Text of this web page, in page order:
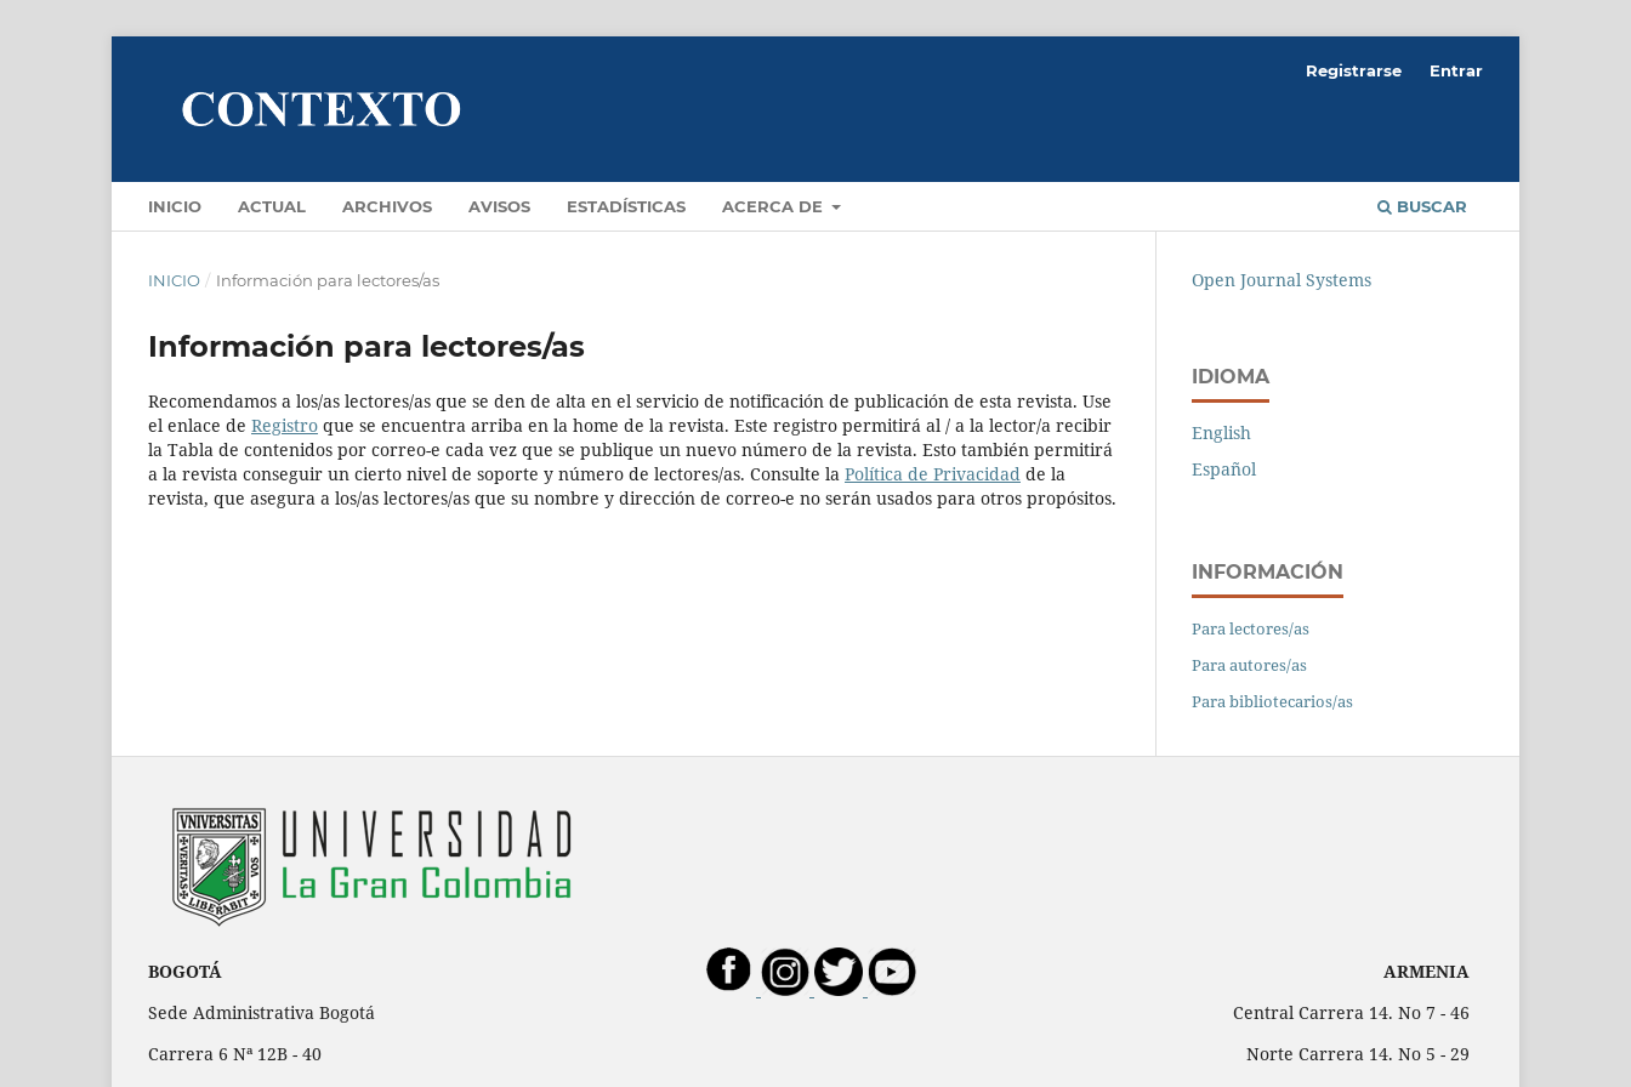
INICIO ACTUAL ARCHIVOS AVISOS ESTADÍSTICAS ACERCA DE BUSCAR
Registrarse Entrar
INICIO / Información para lectores/as
Información para lectores/as
Recomendamos a los/as lectores/as que se den de alta en el servicio de notificación de publicación de esta revista. Use
el enlace de Registro que se encuentra arriba en la home de la revista. Este registro permitirá al / a la lector/a recibir
la Tabla de contenidos por correo-e cada vez que se publique un nuevo número de la revista. Esto también permitirá
a la revista conseguir un cierto nivel de soporte y número de lectores/as. Consulte la Política de Privacidad de la
revista, que asegura a los/as lectores/as que su nombre y dirección de correo-e no serán usados para otros propósitos.
Open Journal Systems
IDIOMA
English
Español
INFORMACIÓN
Para lectores/as
Para autores/as
Para bibliotecarios/as
BOGOTÁ
Sede Administrativa Bogotá
Carrera 6 Nª 12B - 40
ARMENIA
Central Carrera 14. No 7 - 46
Norte Carrera 14. No 5 - 29